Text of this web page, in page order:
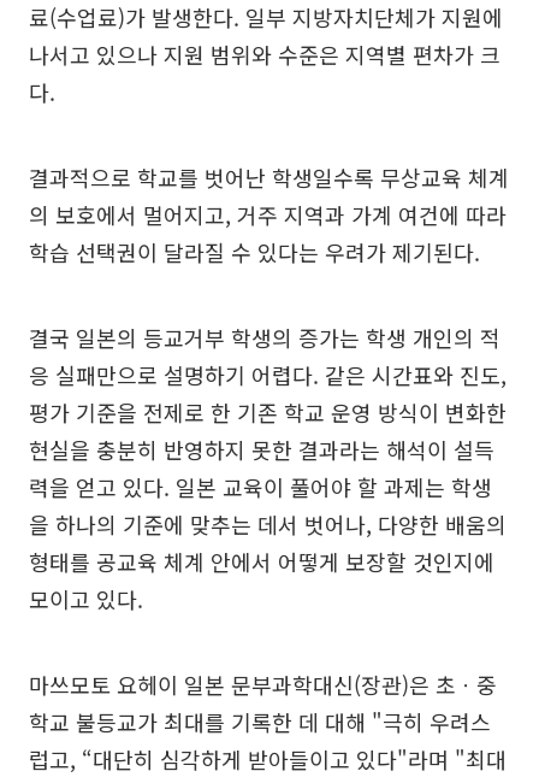
료(수업료)가 발생한다. 일부 지방자치단체가 지원에
나서고 있으나 지원 범위와 수준은 지역별 편차가 크
다.
결과적으로 학교를 벗어난 학생일수록 무상교육 체계
의 보호에서 멀어지고, 거주 지역과 가계 여건에 따라
학습 선택권이 달라질 수 있다는 우려가 제기된다.
결국 일본의 등교거부 학생의 증가는 학생 개인의 적
응 실패만으로 설명하기 어렵다. 같은 시간표와 진도,
평가 기준을 전제로 한 기존 학교 운영 방식이 변화한
현실을 충분히 반영하지 못한 결과라는 해석이 설득
력을 얻고 있다. 일본 교육이 풀어야 할 과제는 학생
을 하나의 기준에 맞추는 데서 벗어나, 다양한 배움의
형태를 공교육 체계 안에서 어떻게 보장할 것인지에
모이고 있다.
마쓰모토 요헤이 일본 문부과학대신(장관)은 초ㆍ중
학교 불등교가 최대를 기록한 데 대해 "극히 우려스
럽고, “대단히 심각하게 받아들이고 있다"라며 "최대